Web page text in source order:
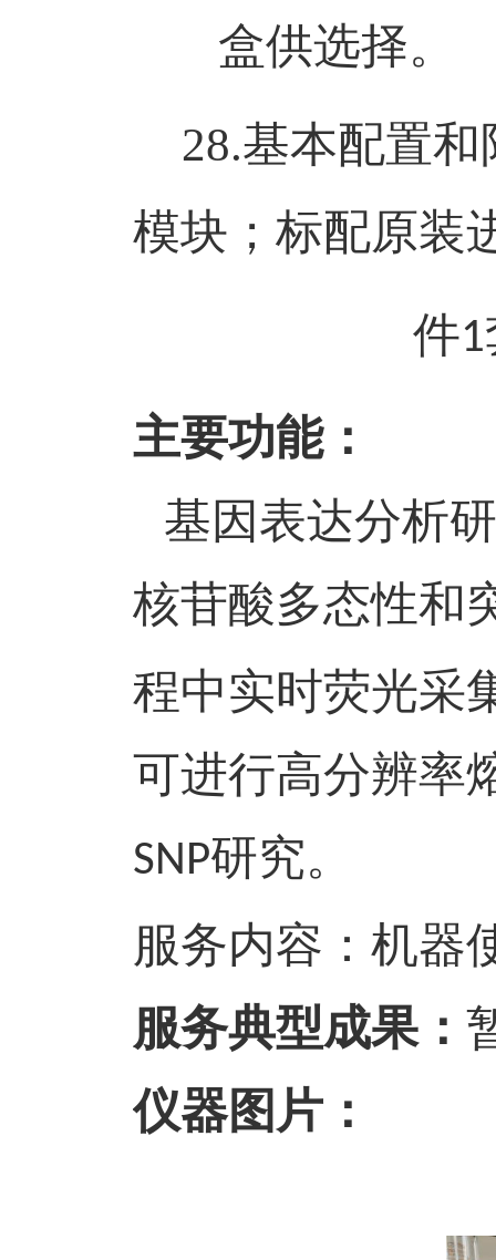
盒供选择。
28.基本配置
模块；标配原装
件1
主要功能：
基因表达分析
核苷酸多态性和
程中实时荧光采
可进行高分辨率
SNP研究。
服务内容： 机器
服务典型成果：
仪器图片：